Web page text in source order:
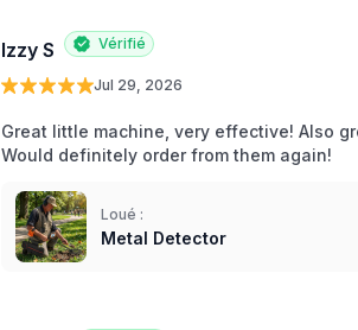
Izzy S Vérifié
Jul 29, 2026
Great little machine, very effective! Also
Would definitely order from them again!
Loué :
Metal Detector